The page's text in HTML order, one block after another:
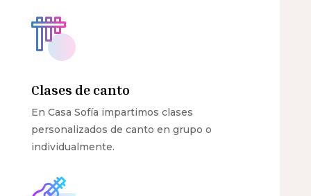
Clases de canto
En Casa Sofía impartimos clases
personalizados de canto en grupo o
individualmente.